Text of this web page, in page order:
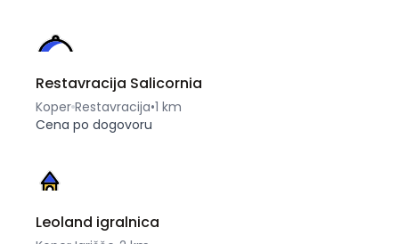
Restavracija Salicornia
Koper Restavracija•1 km
Cena po dogovoru
Leoland igralnica